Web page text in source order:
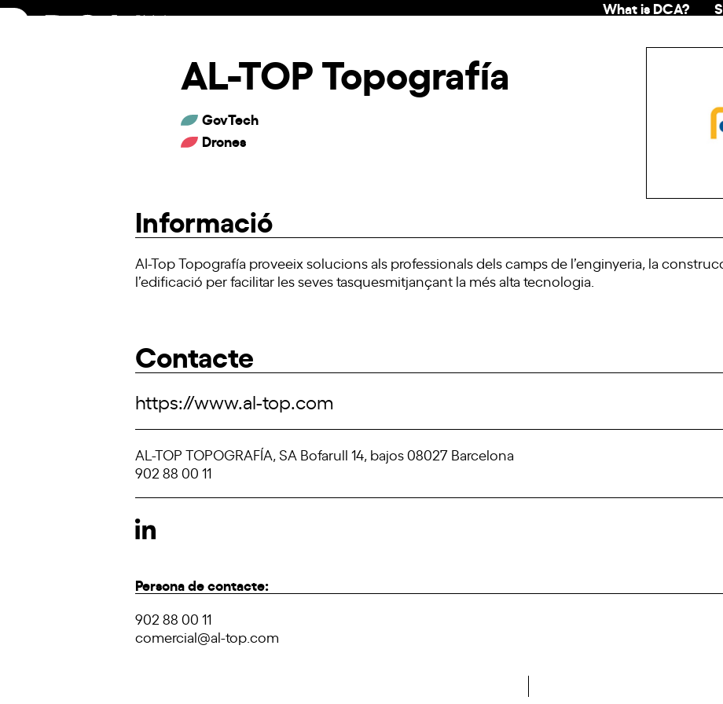
Skip
What is DCA?
AL-TOP Topografía
GovTech
Drones
Informació
AI-Top Topografía proveeix solucions als professionals dels camps de l’enginyeria, la
l’edificació per facilitar les seves tasquesmitjançant la més alta tecnologia.
Contacte
https://www.al-top.com
AL-TOP TOPOGRAFÍA, SA Bofarull 14, bajos 08027 Barcelona
902 88 00 11
Persona de contacte:
902 88 00 11
comercial@al-top.com